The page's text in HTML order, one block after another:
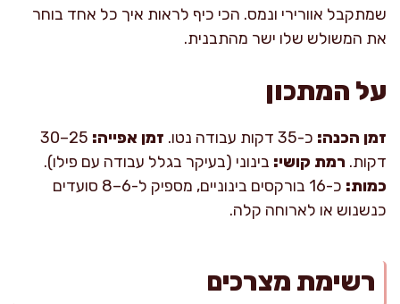
שמתקבל אוורירי ונמס. הכי כיף לראות איך כל אחד בוחר
את המשולש שלו ישר מהתבנית.
על המתכון
זמן הכנה: כ-35 דקות עבודה נטו. זמן אפייה:
25–30
דקות. רמת קושי: בינוני (בעיקר בגלל עבודה עם פילו).
כמות:
כ-16 בורקסים בינוניים, מספיק ל-6–8 סועדים
כנשנוש או לארוחה קלה.
רשימת מצרכים